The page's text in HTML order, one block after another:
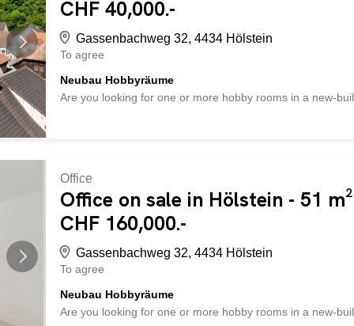
now through our free valuation, immediately and without
CHF 40,000.-
Gassenbachweg 32, 4434 Hölstein
To agree
Neubau Hobbyräume
Are you looking for one or more hobby rooms in a new-
sind auf der Suche nach einem oder mehreren
aktuell fünf Hobbyräume. Zwei davon sind einzeln für je
Hobbyräume zusammen für Total CHF 160'000.- gekauft
18 m2. Sie wünschen nähere Informationen oder
freuen uns auf Ihre Kontaktaufnahme!
Office
Office on sale in Hölstein - 51 m²
CHF 160,000.-
Gassenbachweg 32, 4434 Hölstein
To agree
Neubau Hobbyräume
Are you looking for one or more hobby rooms in a new-